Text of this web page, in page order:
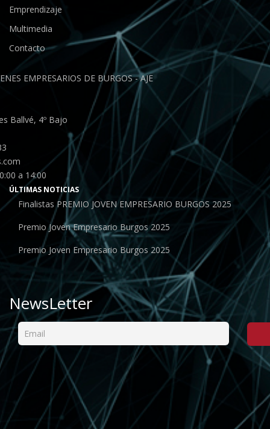
Emprendizaje
Multimedia
Contacto
EMPRESARIOS DE BURGOS - AJE
Ballvé, 4º Bajo
a 14:00
ÚLTIMAS NOTICIAS
Finalistas PREMIO JOVEN EMPRESARIO BURGOS 2025
Premio Joven Empresario Burgos 2025
Premio Joven Empresario Burgos 2025
NewsLetter